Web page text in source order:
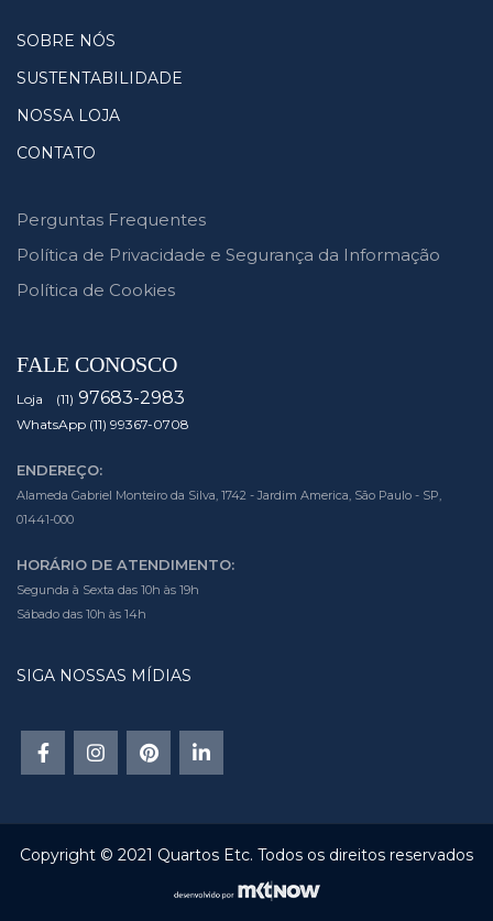
SOBRE NÓS
SUSTENTABILIDADE
NOSSA LOJA
CONTATO
Perguntas Frequentes
Política de Privacidade e Segurança da Informação
Política de Cookies
FALE CONOSCO
Loja (11) 97683-2983
WhatsApp (11) 99367-0708
ENDEREÇO:
Alameda Gabriel Monteiro da Silva, 1742 - Jardim America, São Paulo - SP,
01441-000
HORÁRIO DE ATENDIMENTO:
Segunda à Sexta das 10h às 19h
Sábado das 10h às 14h
SIGA NOSSAS MÍDIAS
Copyright © 2021 Quartos Etc. Todos os direitos reservados